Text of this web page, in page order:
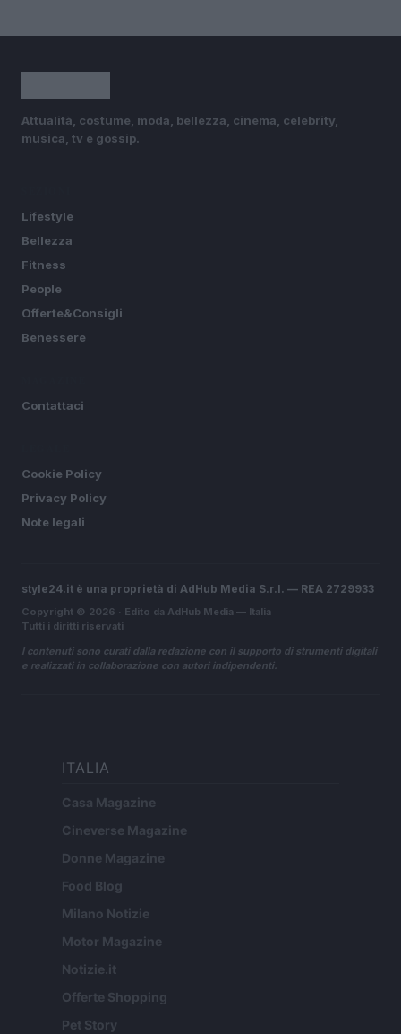
Attualità, costume, moda, bellezza, cinema, celebrity,
musica, tv e gossip.
Lifestyle
Bellezza
Fitness
People
Offerte&Consigli
Benessere
Contattaci
Cookie Policy
Privacy Policy
Note legali
style24.it è una proprietà di AdHub Media S.r.l. — REA 2729933
Copyright © 2026 · Edito da AdHub Media — Italia
Tutti i diritti riservati
I contenuti sono curati dalla redazione con il supporto di strumenti digitali
e realizzati in collaborazione con autori indipendenti.
ITALIA
Casa Magazine
Cineverse Magazine
Donne Magazine
Food Blog
Milano Notizie
Motor Magazine
Notizie.it
Offerte Shopping
Pet Story